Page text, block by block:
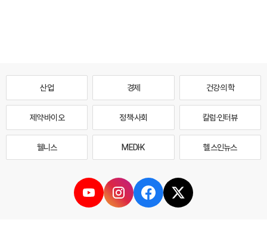
산업 경제 건강·의학
제약·바이오 정책·사회 칼럼·인터뷰
웰니스 MEDI·K 헬스인뉴스